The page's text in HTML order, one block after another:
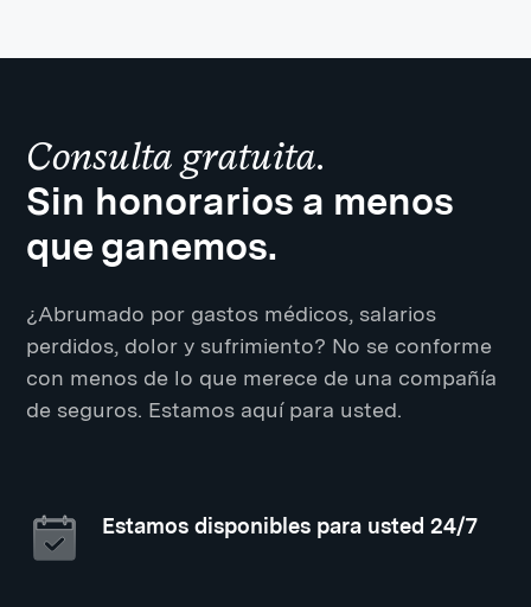
Consulta gratuita.
Sin honorarios a menos
que ganemos.
¿Abrumado por gastos médicos, salarios
perdidos, dolor y sufrimiento? No se conforme
con menos de lo que merece de una compañía
de seguros. Estamos aquí para usted.
Estamos disponibles para usted 24/7